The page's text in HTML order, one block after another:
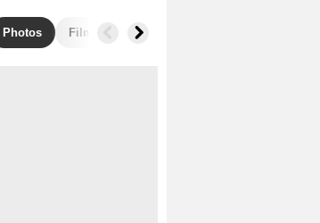
Photos Films similaires